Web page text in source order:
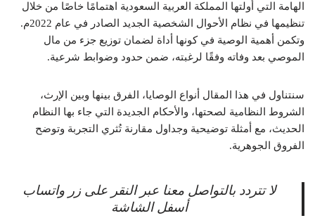
الهامة التي أولتها المملكة العربية السعودية اهتمامًا خاصًا من خلال
تنظيمها في نظام الأحوال الشخصية الجديد الصادر في عام 2022م.
وتكمن أهمية الوصية في كونها أداة لضمان توزيع جزء من مال
الموصي بعد وفاته وفقًا لرغبته، ضمن حدود وضوابط شرعية.
سنتناول في هذا المقال أنواع الوصايا، الفرق بينها وبين الإرث،
الشروط النظامية لصحتها، والأحكام الجديدة التي جاء بها النظام
الحديث، مع أمثلة توضيحية وجداول مقارنة تُثري التجربة وتوضح
الفروق الجوهرية.
لا تتردد بالتواصل معنا عبر النقر على زر واتساب
أسفل الشاشة